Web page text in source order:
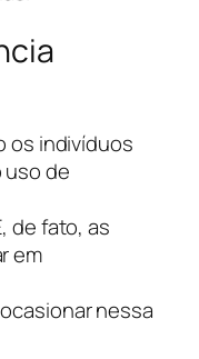
os indivíduos
uso de
de fato, as
em
nessa